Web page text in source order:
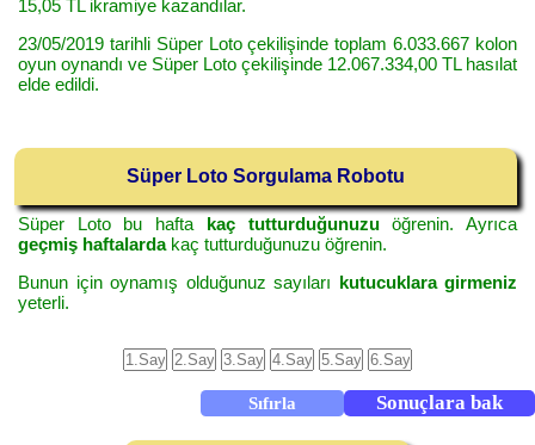
15,05 TL ikramiye kazandılar.
23/05/2019 tarihli Süper Loto çekilişinde toplam 6.033.667 kolon
oyun oynandı ve Süper Loto çekilişinde 12.067.334,00 TL hasılat
elde edildi.
Süper Loto Sorgulama Robotu
Süper Loto bu hafta kaç tutturduğunuzuöğrenin. Ayrıca
geçmiş haftalardakaç tutturduğunuzu öğrenin.
Bunun için oynamış olduğunuz sayıları kutucuklara girmeniz
yeterli.